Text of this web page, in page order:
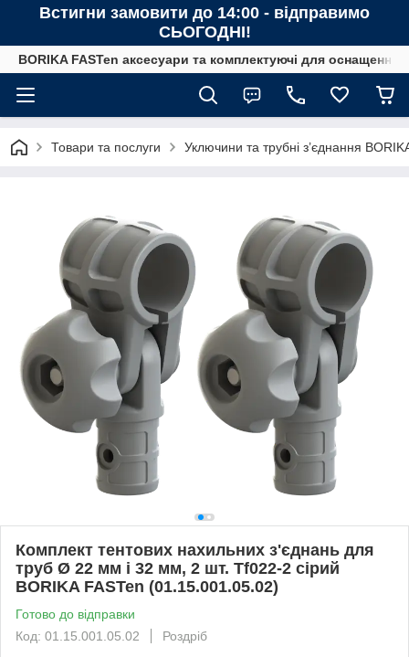
Встигни замовити до 14:00 - відправимо
СЬОГОДНІ!
BORIKA FASTen аксесуари та комплектуючі для оснащення
Товари та послуги Уключини та трубні з’єднання
Комплект тентових нахильних з'єднань для
труб Ø 22 мм і 32 мм, 2 шт. Tf022-2 сірий
BORIKA FASTen (01.15.001.05.02)
Готово до відправки
Код: 01.15.001.05.02
Роздріб